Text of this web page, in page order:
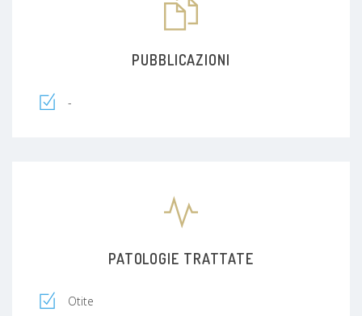
PUBBLICAZIONI
-
PATOLOGIE TRATTATE
Otite